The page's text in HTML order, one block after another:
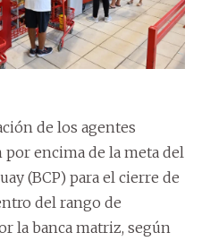
de los agentes
encima de la meta del
(BCP) para el cierre de
del rango de
la banca matriz, según